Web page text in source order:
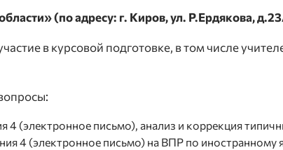
(по адресу: г. Киров, ул. Р.Ердякова,
в курсовой подготовке, в том числе
4 (электронное письмо), анализ и коррекция
4 (электронное письмо) на ВПР по иностранному